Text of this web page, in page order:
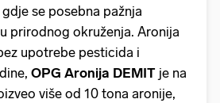
se posebna pažnja
prirodnog okruženja. Aronija
upotrebe pesticida i
OPG Aronija DEMIT je na
više od 10 tona aronije,